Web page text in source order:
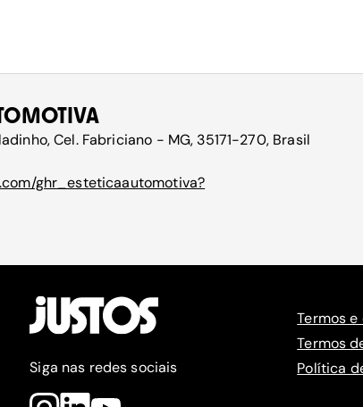
Cel. Fabriciano - MG, 35171-270, Brasil
ghr_esteticaautomotiva?
Siga nas redes sociais
Termos
Termos
Política